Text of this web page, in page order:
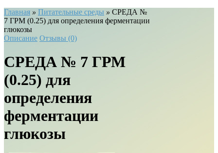
Главная » Питательные среды » СРЕДА №
7 ГРМ (0.25) для определения ферментации
глюкозы
Описание Отзывы (0)
СРЕДА № 7 ГРМ
(0.25) для
определения
ферментации
глюкозы